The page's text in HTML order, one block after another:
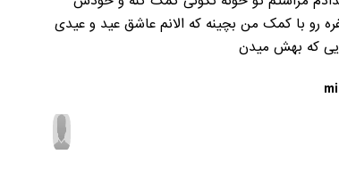
رو با کمک من بچینه که الانم عاشق عید و عیدی
که بهش میدن